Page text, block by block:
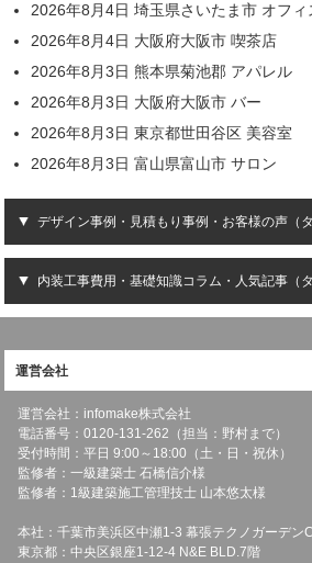
2026年8月4日 埼玉県さいたま市 オフィ
2026年8月4日 大阪府大阪市 喫茶店
2026年8月3日 熊本県菊池郡 アパレル
2026年8月3日 大阪府大阪市 バー
2026年8月3日 東京都世田谷区 美容室
2026年8月3日 富山県富山市 サロン
デザイン事例・見積もり事例・お客様の声（
内装工事費用・基礎知識コラム・人気記事（
運営会社
運営会社：infomake株式会社
電話番号：0120-131-262（担当：野村まで）
受付時間：平日 9:00～18:00（土・日・祝休）
監修者：一級建築士 石橋信介様
監修者：1級建築施工管理技士 山本悠太様
本社：千葉市美浜区中瀬1-3 幕張テクノガーデン
東京都：中央区銀座1-12-4 N&E BLD.7階